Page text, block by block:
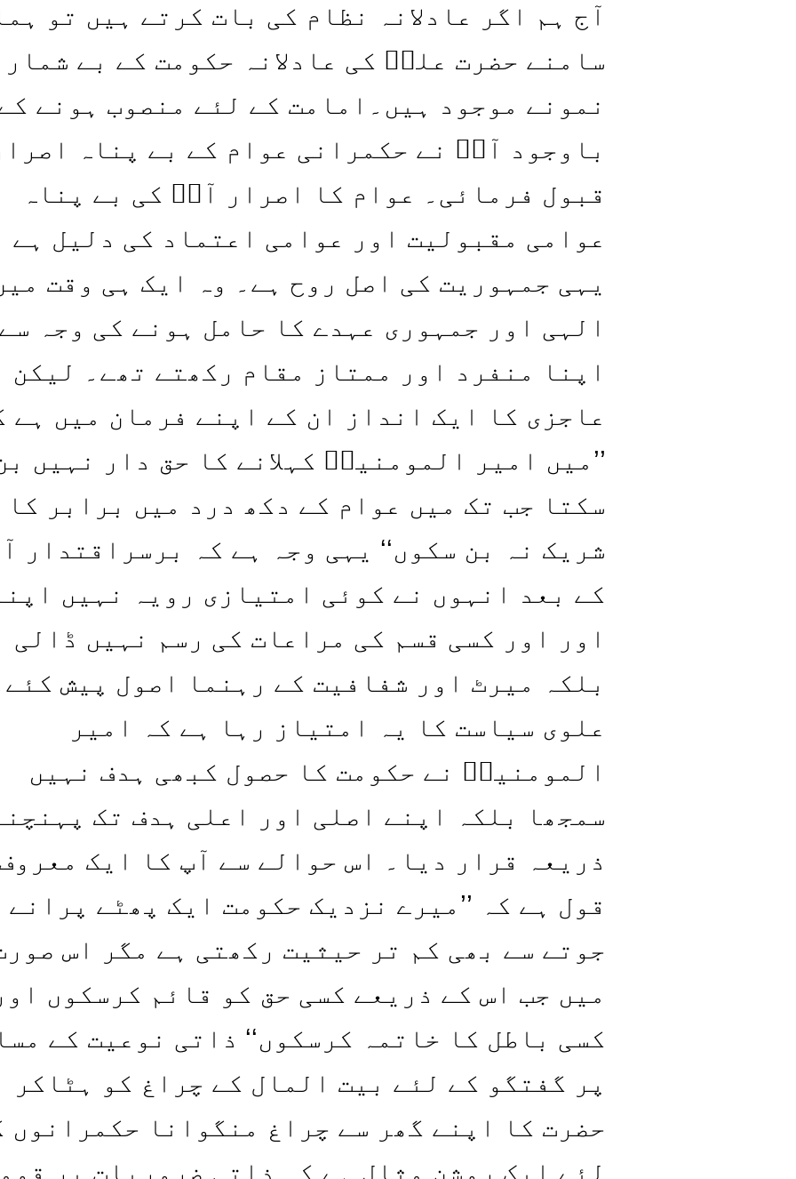
آج ہم اگر عادلانہ نظام کی بات کرتے ہیں تو
سامنے حضرت علیؑ کی عادلانہ حکومت کے بے شمار
نمونے موجود ہیں۔امامت کے لئے منصوب ہونے
باوجود آپؑ نے حکمرانی عوام کے بے پناہ
قبول فرمائی۔ عوام کا اصرار آپؑ کی بے پناہ
عوامی مقبولیت اور عوامی اعتماد کی دلیل ہے
یہی جمہوریت کی اصل روح ہے۔ وہ ایک ہی وقت
الہی اور جمہوری عہدے کا حامل ہونے کی وجہ سے
اپنا منفرد اور ممتاز مقام رکھتے تھے۔ لیکن
عاجزی کا ایک انداز ان کے اپنے فرمان میں ہے
’’میں امیر المومنینؑ کہلانے کا حق دار نہیں
سکتا جب تک میں عوام کے دکھ درد میں برابر کا
شریک نہ بن سکوں‘‘ یہی وجہ ہے کہ برسراقتدار
کے بعد انہوں نے کوئی امتیازی رویہ نہیں
اور اور کسی قسم کی مراعات کی رسم نہیں ڈالی
بلکہ میرٹ اور شفافیت کے رہنما اصول پیش
علوی سیاست کا یہ امتیاز رہا ہے کہ امیر
المومنینؑ نے حکومت کا حصول کبھی ہدف نہیں
سمجھا بلکہ اپنے اصلی اور اعلی ہدف تک
ذریعہ قرار دیا۔ اس حوالے سے آپ کا ایک معروف
قول ہے کہ ’’میرے نزدیک حکومت ایک پھٹے پرانے
جوتے سے بھی کم تر حیثیت رکھتی ہے مگر اس
میں جب اس کے ذریعے کسی حق کو قائم کرسکوں اور
کسی باطل کا خاتمہ کرسکوں‘‘ ذاتی نوعیت کے
پر گفتگو کے لئے بیت المال کے چراغ کو ہٹاکر
حضرت کا اپنے گھر سے چراغ منگوانا حکمرانوں
لئے ایک روشن مثال ہے کہ ذاتی ضروریات پر